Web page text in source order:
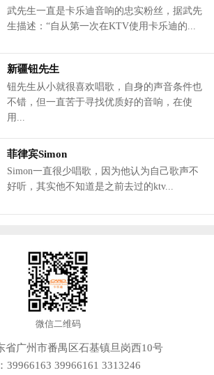
武先生一直是卡乐迪音响的忠实粉丝，据武先
生描述：“自从第一次在KTV使用卡乐迪的...
新疆钮先生
钮先生从小就很喜欢唱歌，自身的声音条件也
不错，但一直苦于寻找优质好的音响，在使
用...
菲律宾Simon
Simon一直很少唱歌，因为他认为自己歌声不
好听，其实他不知道是之前去过的ktv...
微信二维码
省广州市番禺区石基镇旦岗西10号
39966163 39966161 3313246